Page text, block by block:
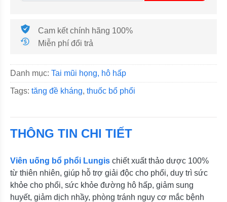
Cam kết chính hãng 100%
Miễn phí đổi trả
Danh mục: Tai mũi họng, hô hấp
Tags: tăng đề kháng, thuốc bổ phổi
THÔNG TIN CHI TIẾT
Viên uống bổ phổi Lungis chiết xuất thảo dược 100%
từ thiên nhiên, giúp hỗ trợ giải độc cho phổi, duy trì sức
khỏe cho phổi, sức khỏe đường hô hấp, giảm sung
huyết, giảm dịch nhầy, phòng tránh nguy cơ mắc bệnh